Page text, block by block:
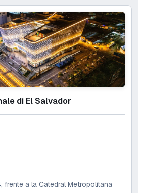
di El Salvador
frente a la Catedral Metropolitana